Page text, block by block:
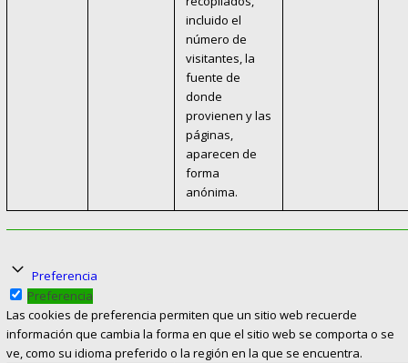
incluido el
número de
visitantes, la
fuente de
donde
provienen y las
páginas,
aparecen de
forma
anónima.
Preferencia
Preferencia
Las cookies de preferencia permiten que un sitio web recuerde
información que cambia la forma en que el sitio web se comporta o se
ve, como su idioma preferido o la región en la que se encuentra.